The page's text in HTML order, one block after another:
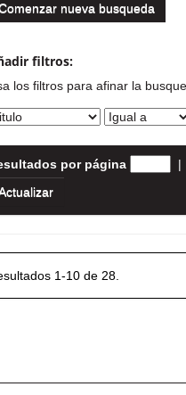
nueva busqueda
filtros:
los filtros para afinar la
por página |
1-10 de 28.